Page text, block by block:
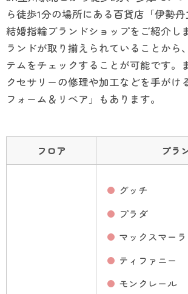
ら徒歩1分の場所にある百貨店「伊勢
結婚指輪ブランドショップをご紹介し
ランドが取り揃えられていることから
テムをチェックすることが可能です。
クセサリーの修理や加工などを手がけ
フォーム＆リペア」もあります。
フロア ブラ
グッチ
プラダ
マックスマーラ
ティファニー
モンクレール